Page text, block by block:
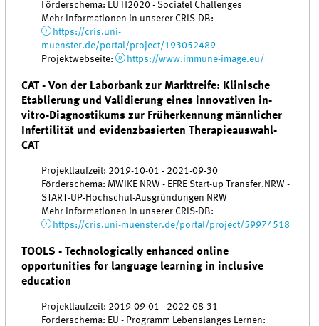
Förderschema: EU H2020 - Sociatel Challenges
Mehr Informationen in unserer CRIS-DB:
https://cris.uni-
muenster.de/portal/project/193052489
Projektwebseite:
https://www.immune-image.eu/
CAT - Von der Laborbank zur Marktreife: Klinische
Etablierung und Validierung eines innovativen in-
vitro-Diagnostikums zur Früherkennung männlicher
Infertilität und evidenzbasierten Therapieauswahl-
CAT
Projektlaufzeit: 2019-10-01 - 2021-09-30
Förderschema: MWIKE NRW - EFRE Start-up Transfer.NRW -
START-UP-Hochschul-Ausgründungen NRW
Mehr Informationen in unserer CRIS-DB:
https://cris.uni-muenster.de/portal/project/59974518
TOOLS - Technologically enhanced online
opportunities for language learning in inclusive
education
Projektlaufzeit: 2019-09-01 - 2022-08-31
Förderschema: EU - Programm Lebenslanges Lernen: